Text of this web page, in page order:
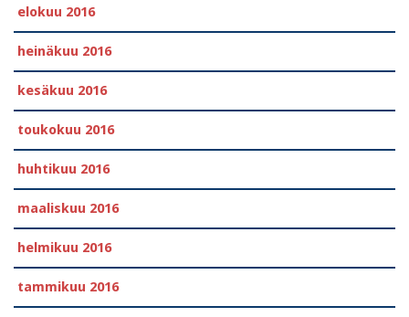
elokuu 2016
heinäkuu 2016
kesäkuu 2016
toukokuu 2016
huhtikuu 2016
maaliskuu 2016
helmikuu 2016
tammikuu 2016